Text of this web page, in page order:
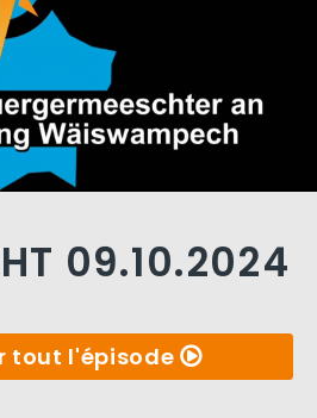
09.10.2024
tout l'épisode